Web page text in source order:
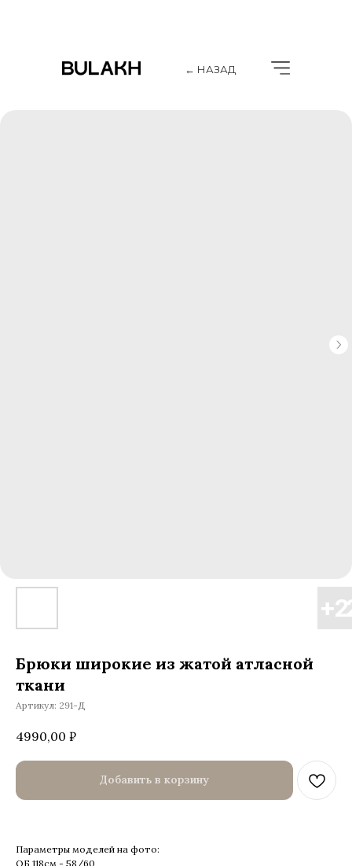
← НАЗАД
Брюки широкие из жатой атласной
ткани
Артикул: 291-Д
4990,00 ₽
Добавить в корзину
Параметры моделей на фото:
ОБ 118см - 58/60